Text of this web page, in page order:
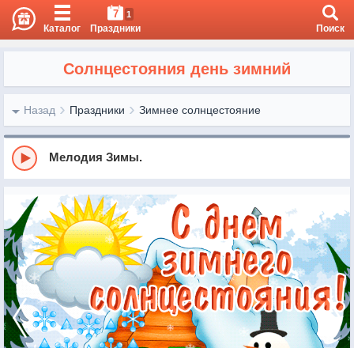
Каталог
7 1
Праздники Поиск
Солнцестояния день зимний
Назад Праздники Зимнее солнцестояние
Мелодия Зимы.